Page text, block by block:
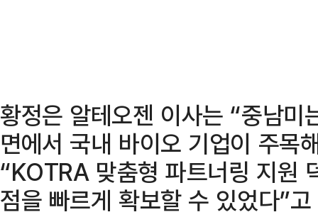
황정은 알테오젠 이사는 “중남
면에서 국내 바이오 기업이 주목
“KOTRA 맞춤형 파트너링 지원
점을 빠르게 확보할 수 있었다”